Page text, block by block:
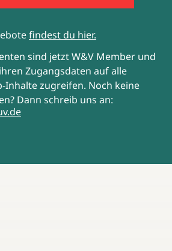
Die
findest du hier.
sind jetzt W&V Member und
Zugangsdaten auf alle
Inhalte zugreifen. Noch keine
Dann schreib uns an: